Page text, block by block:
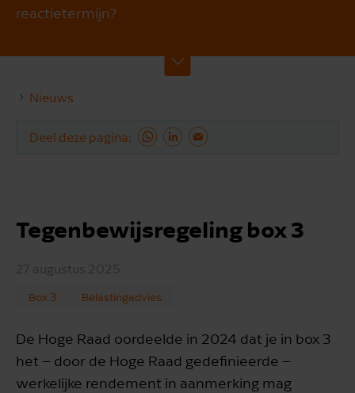
reactietermijn?
Nieuws
Deel deze pagina
Tegenbewijsregeling box 3
27 augustus 2025
Box 3 Belastingadvies
De Hoge Raad oordeelde in 2024 dat je in box 3
het – door de Hoge Raad gedefinieerde –
werkelijke rendement in aanmerking mag